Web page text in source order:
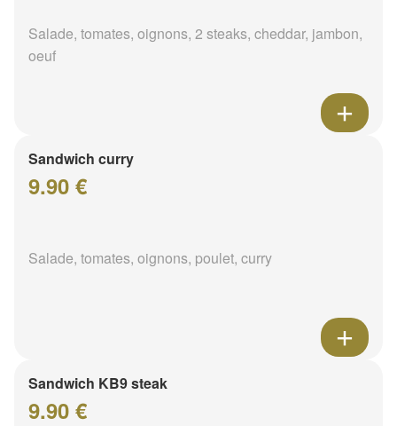
Salade, tomates, oignons, 2 steaks, cheddar, jambon,
oeuf
Sandwich curry
9.90 €
Salade, tomates, oignons, poulet, curry
Sandwich KB9 steak
9.90 €